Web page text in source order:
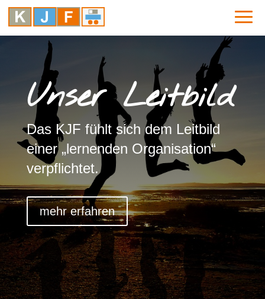
Unser Leitbild
Das KJF fühlt sich dem Leitbild
einer „lernenden Organisation“
verpflichtet.
mehr erfahren